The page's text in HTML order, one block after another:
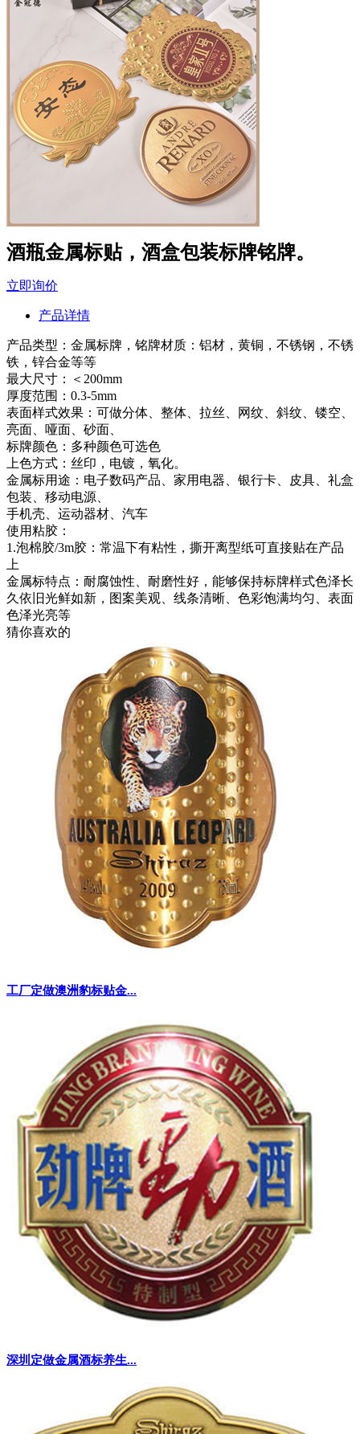
酒瓶金属标贴，酒盒包装标牌铭牌。
立即询价
产品详情
产品类型：金属标牌，铭牌材质：铝材，黄铜，不锈钢，不锈
铁，锌合金等等
最大尺寸：＜200mm
厚度范围：0.3-5mm
表面样式效果：可做分体、整体、拉丝、网纹、斜纹、镂空、
亮面、哑面、砂面、
标牌颜色：多种颜色可选色
上色方式：丝印，电镀，氧化。
金属标用途：电子数码产品、家用电器、银行卡、皮具、礼盒
包装、移动电源、
手机壳、运动器材、汽车
使用粘胶：
1.泡棉胶/3m胶：常温下有粘性，撕开离型纸可直接贴在产品
上
金属标特点：耐腐蚀性、耐磨性好，能够保持标牌样式色泽长
久依旧光鲜如新，图案美观、线条清晰、色彩饱满均匀、表面
色泽光亮等
猜你喜欢的
工厂定做澳洲豹标贴金...
深圳定做金属酒标养生...